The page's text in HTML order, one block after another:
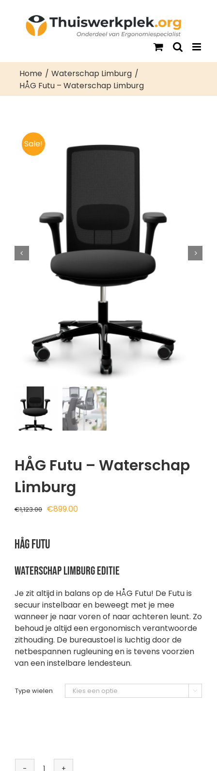
Home
Waterschap Limburg
HÅG Futu – Waterschap Limburg
Sale!
HÅG Futu – Waterschap
Limburg
€1,123.00 Oorspronkelijke
€899.00Huidige
HÅG Futu
Waterschap Limburg editie
Je zit altijd in balans op de HÅG Futu! De Futu is
secuur instelbaar en beweegt met je mee
wanneer je naar voren of naar achteren leunt. Zo
behoud je altijd een ergonomisch verantwoorde
zithouding. De bureaustoel is luchtig door de
netbespannen rugleuning en is tevens voorzien
van een instelbare lendesteun.
Type wielen 